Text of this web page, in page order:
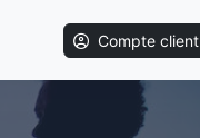
Compte client